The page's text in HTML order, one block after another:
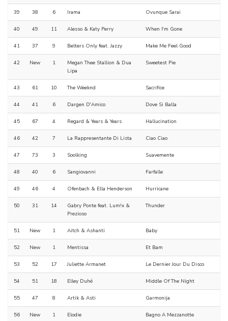
39 38 6 Irama Ovunque Sarai
40 49 11 Alesso & Katy Perry When I'm Gone
41 37 9 Belters Only feat. Jazzy Make Me Feel Good
42 New 1
Megan Thee Stallion & Dua
Lipa
Sweetest Pie
43 61 10 The Weeknd Sacrifice
44 41 6 Dargen D'Amico Dove Si Balla
45 67 4 Regard & Years & Years Hallucination
46 42 7 La Rappresentante Di Lista Ciao Ciao
47 73 3 Soolking Suavemente
48 40 6 Sangiovanni Farfalle
49 46 4 Ofenbach & Ella Henderson Hurricane
50 31 14
Gabry Ponte feat. Lum!x &
Prezioso
Thunder
51 New 1 Aitch & Ashanti Baby
52 New 1 Mentissa Et Bam
53 52 17 Juliette Armanet Le Dernier Jour Du Disco
54 51 18 Elley Duhé Middle Of The Night
55 47 8 Artik & Asti Garmonija
56 New 1 Elodie Bagno A Mezzanotte